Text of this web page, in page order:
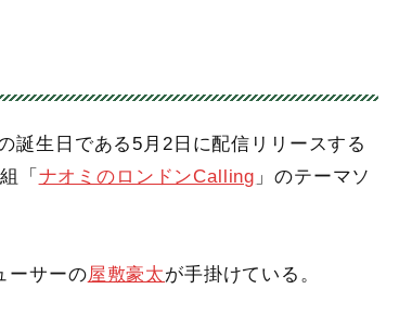
誕生日である5月2日に配信リリースする
「 ナオミのロンドンCalling 」のテーマソ
ーサーの屋敷豪太が手掛けている。